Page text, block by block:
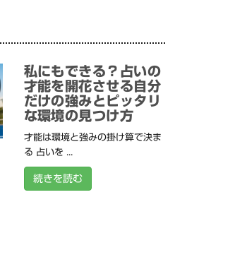
私にもできる？占いの
才能を開花させる自分
だけの強みとピッタリ
な環境の見つけ方
才能は環境と強みの掛け算で決ま
る 占いを ...
続きを読む